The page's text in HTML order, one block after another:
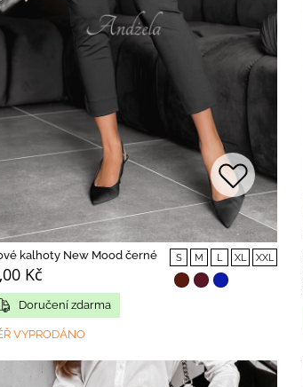
kalhoty New Mood černé
Kč
S M L XL XXL
Doručení zdarma
VYPRODÁNO